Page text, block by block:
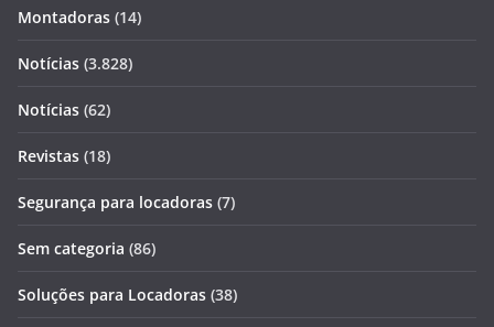
Montadoras (14)
Notícias (3.828)
Notícias (62)
Revistas (18)
Segurança para locadoras (7)
Sem categoria (86)
Soluções para Locadoras (38)